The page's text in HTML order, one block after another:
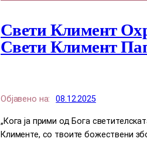
Свети Климент
Свети Климент
Објавено на: 08.12.2025
„Кога ја прими од Бога
Клименте, со твоите божествени